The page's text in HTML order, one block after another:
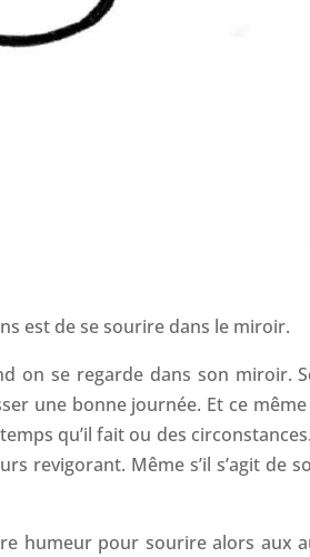
est de se sourire dans le miroir.
on se regarde dans son miroir.
une bonne journée. Et ce
qu’il fait ou des
revigorant. Même s’il s’agit de
humeur pour sourire alors aux